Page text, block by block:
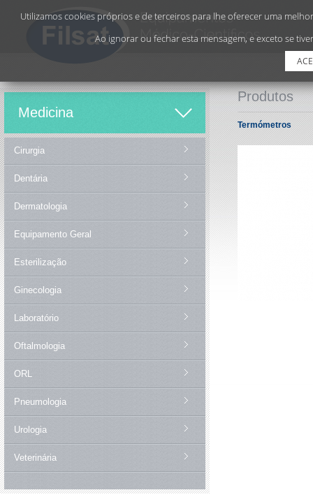
Medicina
Cirurgia
Dentária
Dermatologia
Equipamento Geral
Esterilização
Ginecologia
Laboratório
Oftalmologia
ORL
Pneumologia
Urologia
Veterinária
Produtos
Termómetros
Utilizamos cookies próprios e de terceiros para lhe oferecer uma
Ao ignorar ou fechar esta mensagem, e exceto se